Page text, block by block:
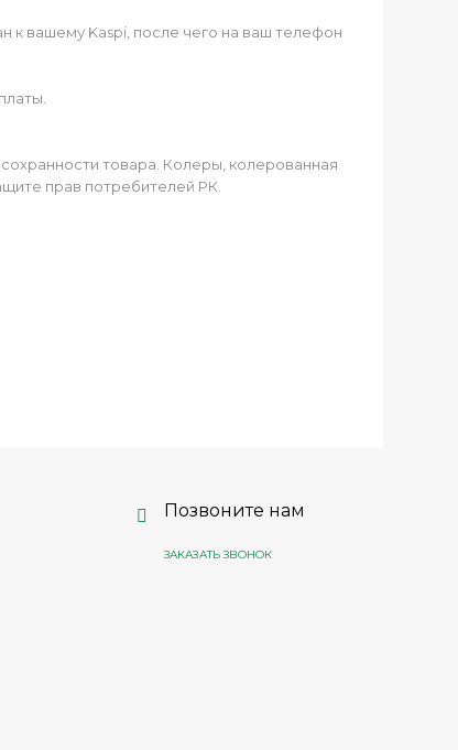
к вашему Kaspi, после чего на ваш телефон
товара. Колеры, колерованная
прав потребителей РК.
Позвоните нам
ЗАКАЗАТЬ ЗВОНОК